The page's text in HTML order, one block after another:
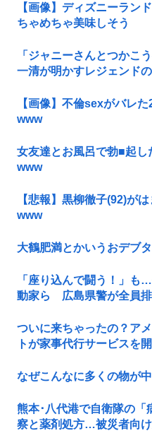
【画像】ディズニーラン
ちゃめちゃ美味しそう
「ジャニーさんとつかこ
一清が明かすレジェンド
【画像】不倫sexがバレ
www
女友達とお風呂で勃■起し
www
【悲報】黒柳徹子(92)が
www
大鶴肥満とかいうおデブ
「座り込んで闘う！」も
動家ら 広島県警が全員
ついに来ちゃったの？ア
トが家事代行サービスを
なぜこんなに多くの物が
熊本･八代港で自衛隊の「
察と薬剤処方…被災者向け